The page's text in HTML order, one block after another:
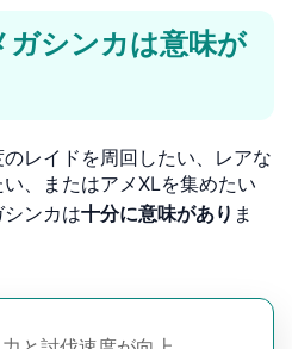
シンカは意味が
レイドを周回したい、レアな
、またはアメXLを集めたい
シンカは十分に意味があり ま